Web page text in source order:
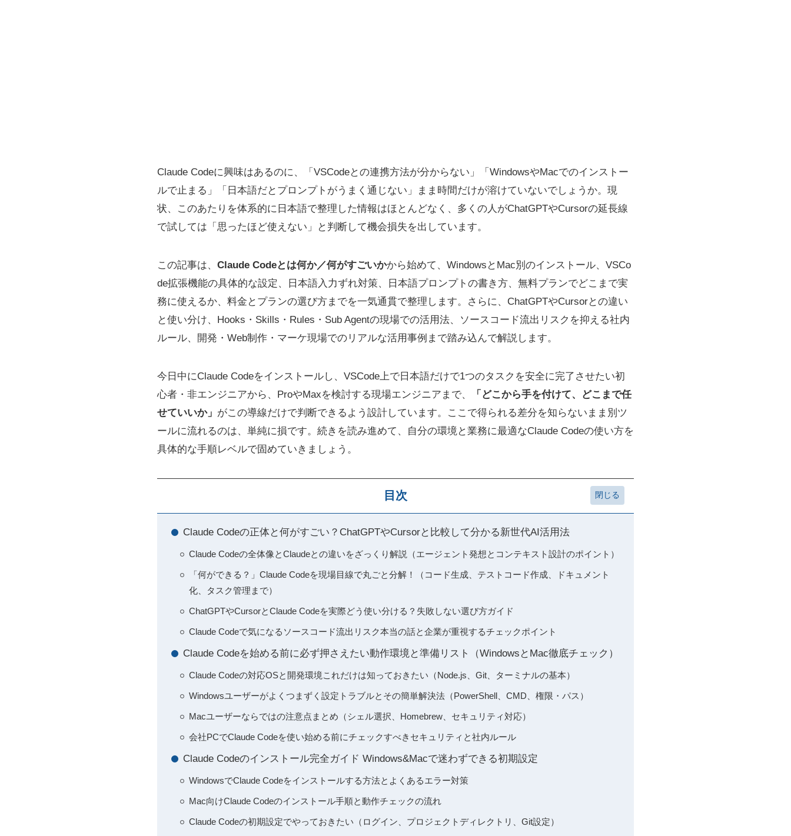
Claude Codeに興味はあるのに、「VSCodeとの連携方法が分からない」「WindowsやMacでのインストー
ルで止まる」「日本語だとプロンプトがうまく通じない」まま時間だけが溶けていないでしょうか。現
状、このあたりを体系的に日本語で整理した情報はほとんどなく、多くの人がChatGPTやCursorの延長線
で試しては「思ったほど使えない」と判断して機会損失を出しています。
この記事は、 Claude Codeとは何か／何がすごいかから始めて、WindowsとMac別のインストール、VSCo
de拡張機能の具体的な設定、日本語入力ずれ対策、日本語プロンプトの書き方、無料プランでどこまで実
務に使えるか、料金とプランの選び方までを一気通貫で整理します。さらに、ChatGPTやCursorとの違い
と使い分け、Hooks・Skills・Rules・Sub Agentの現場での活用法、ソースコード流出リスクを抑える社内
ルール、開発・Web制作・マーケ現場でのリアルな活用事例まで踏み込んで解説します。
今日中にClaude Codeをインストールし、VSCode上で日本語だけで1つのタスクを安全に完了させたい初
心者・非エンジニアから、ProやMaxを検討する現場エンジニアまで、
「どこから手を付けて、どこまで任
せていいか」 がこの導線だけで判断できるよう設計しています。ここで得られる差分を知らないまま別ツ
ールに流れるのは、単純に損です。続きを読み進めて、自分の環境と業務に最適なClaude Codeの使い方を
具体的な手順レベルで固めていきましょう。
目次
Claude Codeの正体と何がすごい？ChatGPTやCursorと比較して分かる新世代AI活用法
Claude Codeの全体像とClaudeとの違いをざっくり解説（エージェント発想とコンテキスト設計のポイント）
「何ができる？」Claude Codeを現場目線で丸ごと分解！（コード生成、テストコード作成、ドキュメント
化、タスク管理まで）
ChatGPTやCursorとClaude Codeを実際どう使い分ける？失敗しない選び方ガイド
Claude Codeで気になるソースコード流出リスク本当の話と企業が重視するチェックポイント
Claude Codeを始める前に必ず押さえたい動作環境と準備リスト（WindowsとMac徹底チェック）
Claude Codeの対応OSと開発環境これだけは知っておきたい（Node.js、Git、ターミナルの基本）
Windowsユーザーがよくつまずく設定トラブルとその簡単解決法（PowerShell、CMD、権限・パス）
Macユーザーならではの注意点まとめ（シェル選択、Homebrew、セキュリティ対応）
会社PCでClaude Codeを使い始める前にチェックすべきセキュリティと社内ルール
Claude Codeのインストール完全ガイド Windows&Macで迷わずできる初期設定
WindowsでClaude Codeをインストールする方法とよくあるエラー対策
Mac向けClaude Codeのインストール手順と動作チェックの流れ
Claude Codeの初期設定でやっておきたい（ログイン、プロジェクトディレクトリ、Git設定）